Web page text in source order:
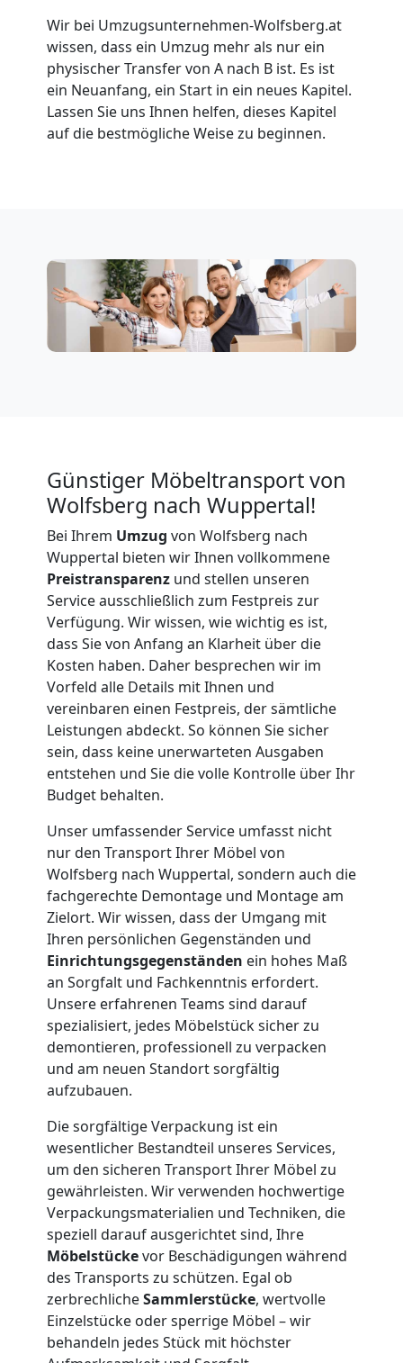
Wir bei Umzugsunternehmen-Wolfsberg.at
wissen, dass ein Umzug mehr als nur ein
physischer Transfer von A nach B ist. Es ist
ein Neuanfang, ein Start in ein neues Kapitel.
Lassen Sie uns Ihnen helfen, dieses Kapitel
auf die bestmögliche Weise zu beginnen.
Günstiger Möbeltransport von
Wolfsberg nach Wuppertal!
Bei Ihrem Umzug von Wolfsberg nach
Wuppertal bieten wir Ihnen vollkommene
Preistransparenz und stellen unseren
Service ausschließlich zum Festpreis zur
Verfügung. Wir wissen, wie wichtig es ist,
dass Sie von Anfang an Klarheit über die
Kosten haben. Daher besprechen wir im
Vorfeld alle Details mit Ihnen und
vereinbaren einen Festpreis, der sämtliche
Leistungen abdeckt. So können Sie sicher
sein, dass keine unerwarteten Ausgaben
entstehen und Sie die volle Kontrolle über Ihr
Budget behalten.
Unser umfassender Service umfasst nicht
nur den Transport Ihrer Möbel von
Wolfsberg nach Wuppertal, sondern auch die
fachgerechte Demontage und Montage am
Zielort. Wir wissen, dass der Umgang mit
Ihren persönlichen Gegenständen und
Einrichtungsgegenständen ein hohes Maß
an Sorgfalt und Fachkenntnis erfordert.
Unsere erfahrenen Teams sind darauf
spezialisiert, jedes Möbelstück sicher zu
demontieren, professionell zu verpacken
und am neuen Standort sorgfältig
aufzubauen.
Die sorgfältige Verpackung ist ein
wesentlicher Bestandteil unseres Services,
um den sicheren Transport Ihrer Möbel zu
gewährleisten. Wir verwenden hochwertige
Verpackungsmaterialien und Techniken, die
speziell darauf ausgerichtet sind, Ihre
Möbelstückevor Beschädigungen während
des Transports zu schützen. Egal ob
zerbrechlicheSammlerstücke, wertvolle
Einzelstücke oder sperrige Möbel – wir
behandeln jedes Stück mit höchster
Wolfsberg
Fernumzug
Wolfsberg
Büroumzug
Wolfsberg
Tragehilfe
Wolfsberg
Kleiner
Umzug
Wolfsberg
Küchenumzug
Wolfsberg
Umzug
und
Lagerung
Wolfsberg
Full-
Service-
Umzug
Wolfsberg